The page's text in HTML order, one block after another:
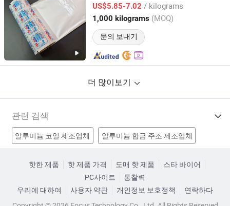
US$5.85-7.02 / kilograms
1,000 kilograms (MOQ)
문의 보내기
Zhejiang, China 이후 2025
더 많이보기
관련 검색
알루미늄 코일 제조업체 알루미늄 합금 주조 제조업체
알루미늄 호일 롤 용기 공장
핫한 제품 핫 제품 가격 도매 핫 제품
스타 바이어
PC사이트
통찰력
우리에 대하여
사용자 약관 개인정보 보호정책
연락하다